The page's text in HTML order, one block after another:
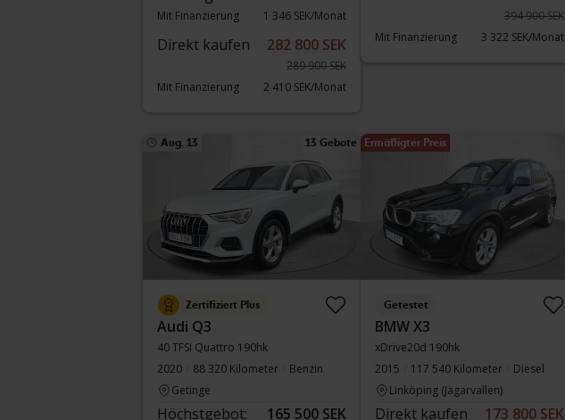
Mit Finanzierung 1 346 SEK/Monat
Direkt kaufen 282 800 SEK
289 900 SEK
Mit Finanzierung
2 410 SEK/Monat
394 900 SEK
Mit Finanzierung
3 322 SEK/Monat
Aug. 13 13 Gebote
Zertifiziert Plus
Audi Q3
40 TFSI Quattro 190hk
2020
88 320 Kilometer
Benzin
Getinge
Höchstgebot: 165 500 SEK
Ermäßigter Preis
Getestet
BMW X3
xDrive20d 190hk
2015
117 540 Kilometer
Diesel
Linköping (Jägarvallen)
Direkt kaufen 173 800 SEK